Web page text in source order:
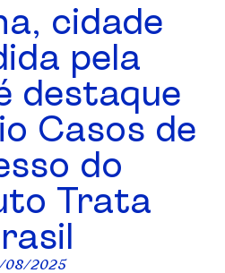
cidade
pela
destaque
Casos de
do
Trata
08/2025